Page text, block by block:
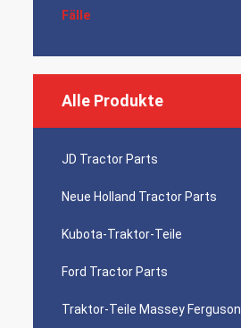
Fälle
Alle Produkte
JD Tractor Parts
Neue Holland Tractor Parts
Kubota-Traktor-Teile
Ford Tractor Parts
Traktor-Teile Massey Ferguson